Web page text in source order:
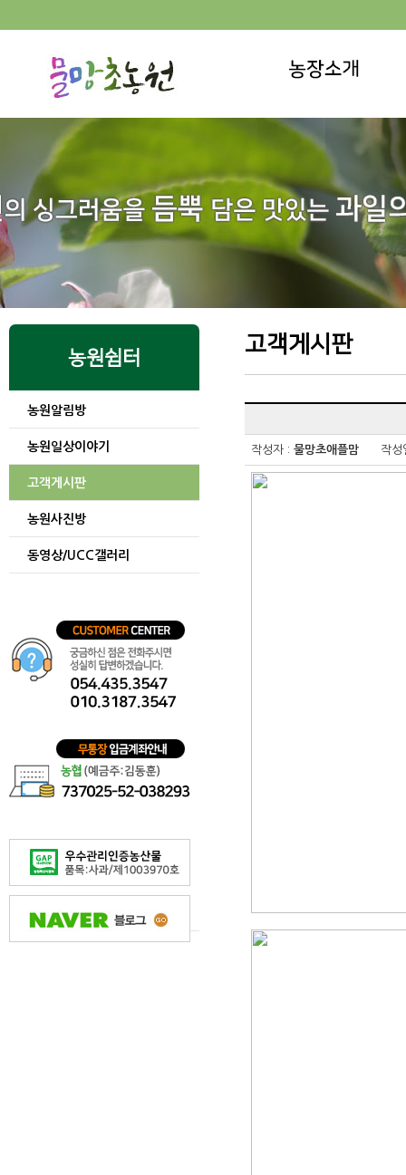
농원쉼터
농원알림방
농원일상이야기
고객게시판
농원사진방
동영상/UCC갤러리
고객게시판
테이블
게시글을
보기
작성자 : 물망초애플맘 작성